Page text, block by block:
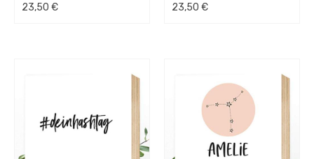
23,50 € 23,50 €